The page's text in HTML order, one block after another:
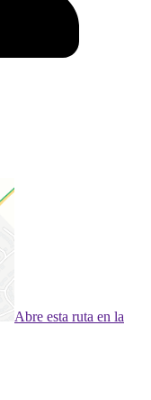
Abre esta ruta en la